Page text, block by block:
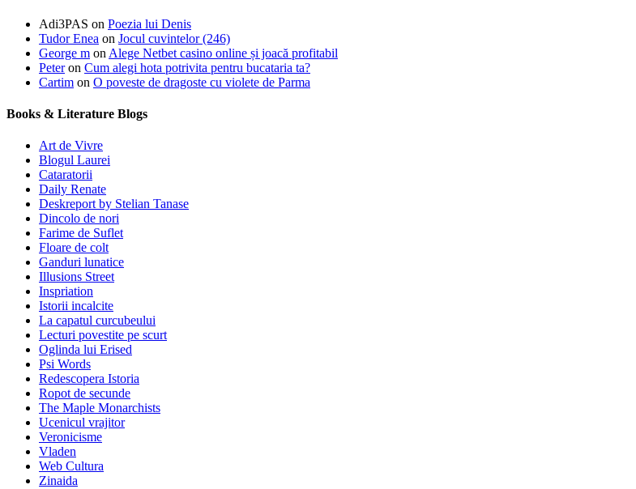
Adi3PAS on Poezia lui Denis
Tudor Enea on Jocul cuvintelor (246)
George m on Alege Netbet casino online și joacă profitabil
Peteron Cum alegi hota potrivita pentru bucataria ta?
Cartim on O poveste de dragoste cu violete de Parma
Books & Literature Blogs
Art de Vivre
Blogul Laurei
Cataratorii
Daily Renate
Deskreport by Stelian Tanase
Dincolo de nori
Farime de Suflet
Floare de colt
Ganduri lunatice
Illusions Street
Inspriation
Istorii incalcite
La capatul curcubeului
Lecturi povestite pe scurt
Oglinda lui Erised
Psi Words
Redescopera Istoria
Ropot de secunde
The Maple Monarchists
Ucenicul vrajitor
Veronicisme
Vladen
Web Cultura
Zinaida